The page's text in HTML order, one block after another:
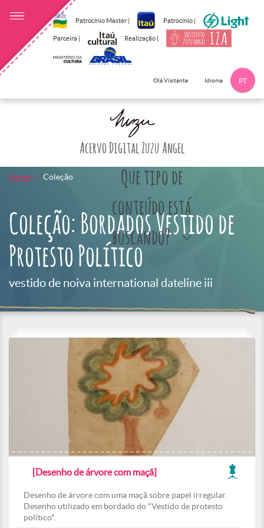
Patrocínio Master | Patrocínio |
Parceira | Realização |
Olá Visitante Idioma PT
Acervo Digital Zuzu Angel
Que tipo de
conteúdo está
buscando?
Home Coleção
Coleção: Bordados Vestido de
Protesto Político
vestido de noiva international dateline iii
[Desenho de árvore com maçã]
Desenho de árvore com uma maçã sobre papel irregular.
Desenho utilizado em bordado do "Vestido de protesto
político".